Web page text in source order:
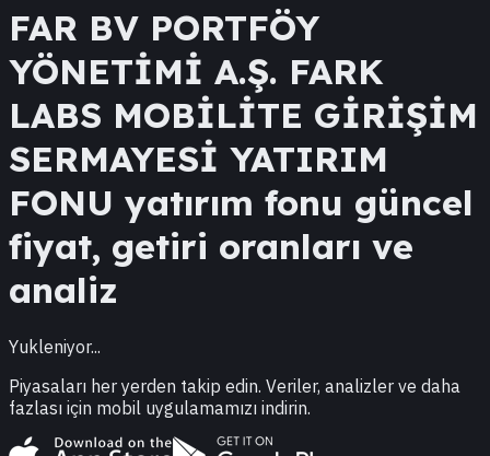
FAR BV PORTFÖY
YÖNETİMİ A.Ş. FARK
LABS MOBİLİTE GİRİŞİM
SERMAYESİ YATIRIM
FONU yatırım fonu güncel
fiyat, getiri oranları ve
analiz
Yukleniyor...
Piyasaları her yerden takip edin. Veriler, analizler ve daha
fazlası için mobil uygulamamızı indirin.